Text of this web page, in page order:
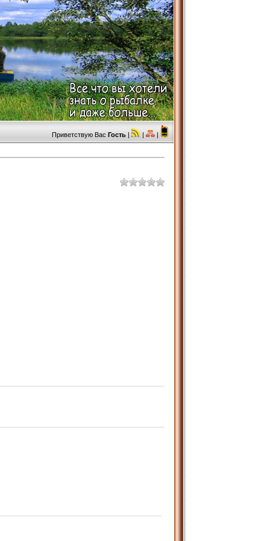
Приветствую Вас Гость | | |